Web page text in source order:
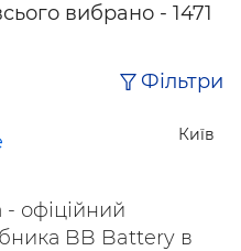
вибрано - 1471
Фільтри
Київ
офіційний
BB Battery в